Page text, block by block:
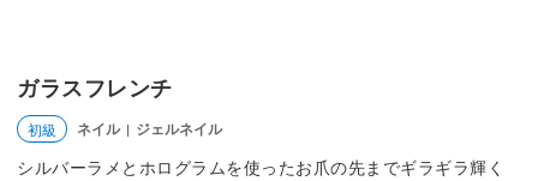
ガラスフレンチ
初級 ネイル | ジェルネイル
シルバーラメとホログラムを使ったお爪の先までギラギラ輝く